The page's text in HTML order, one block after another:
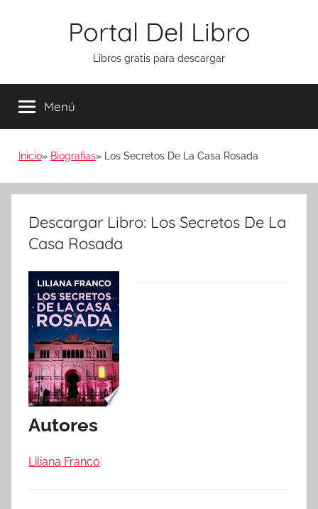
Portal Del Libro
Libros gratis para descargar
Menú
Inicio Biografias Los Secretos De La Casa Rosada
Descargar Libro: Los Secretos De La
Casa Rosada
Autores
Liliana Franco